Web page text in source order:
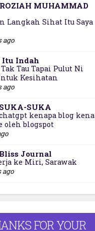
MUHAMMAD
Langkah Sihat Itu Saya
ago
Itu Indah
Tau Tapai Pulut Ni
Kesihatan
ago
SUKA
kenapa blog kena
oleh blogspot
Journal
ke Miri, Sarawak
ago
FOR YOUR